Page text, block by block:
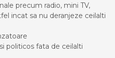
precum radio, mini TV,
incat sa nu deranjeze ceilalti
politicos fata de ceilalti